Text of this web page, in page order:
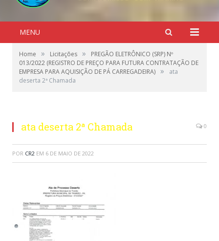
MENU
Home » Licitações »
PREGÃO ELETRÔNICO (SRP) Nº
013/2022 (REGISTRO DE PREÇO PARA FUTURA CONTRATAÇÃO DE
EMPRESA PARA AQUISIÇÃO DE PÁ CARREGADEIRA) »
ata
deserta 2ª Chamada
ata deserta 2ª Chamada 0
POR CR2 EM 6 DE MAIO DE 2022